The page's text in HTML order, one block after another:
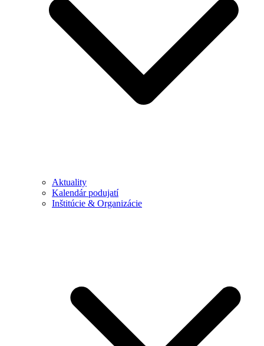
Aktuality
Kalendár podujatí
Inštitúcie & Organizácie